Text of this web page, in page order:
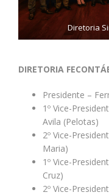
Diretoria
DIRETORIA
Presidente –
1º Vice-
Avila (Pelotas)
2º Vice-
Maria)
1º Vice-
Cruz)
2º Vice-